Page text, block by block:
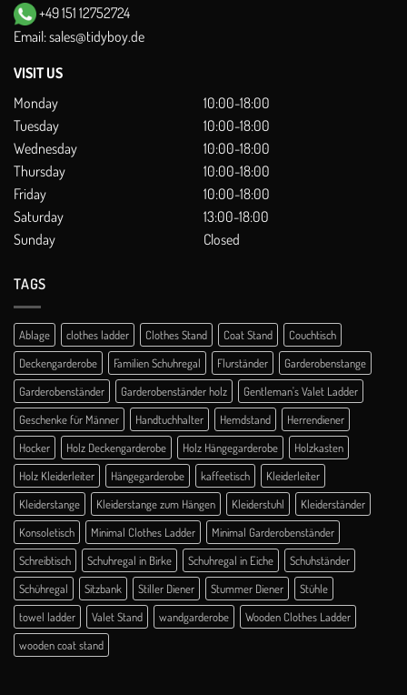
+49 151 12752724
Email:sales@tidyboy.de
VISIT US
Monday
10:00-18:00
Tuesday
10:00-18:00
Wednesday
10:00-18:00
Thursday
10:00-18:00
Friday
10:00-18:00
Saturday
13:00-18:00
Sunday
Closed
TAGS
Ablage clothes ladder Clothes Stand Coat Stand
Couchtisch
Deckengarderobe
Familien Schuhregal Flurständer
Garderobenstange
Garderobenständer
Garderobenständer holz
Gentleman's Valet Ladder
Geschenke für Männer
Handtuchhalter Hemdstand
Herrendiener
Hocker
Holz Deckengarderobe Holz Hängegarderobe
Holzkasten
Holz Kleiderleiter
Hängegarderobe kaffeetisch
Kleiderleiter
Kleiderstange
Kleiderstange zum Hängen Kleiderstuhl
Kleiderständer
Konsoletisch
Minimal Clothes Ladder
Minimal Garderobenständer
Schreibtisch
Schuhregal in Birke Schuhregal in Eiche
Schuhständer
Schühregal
Sitzbank Stiller Diener Stummer Diener
Stühle
towel ladder
Valet Stand wandgarderobe
Wooden Clothes Ladder
wooden coat stand